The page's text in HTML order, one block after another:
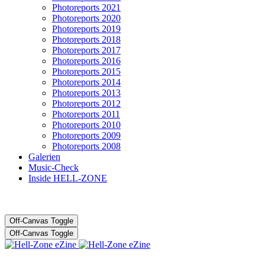
Photoreports 2021
Photoreports 2020
Photoreports 2019
Photoreports 2018
Photoreports 2017
Photoreports 2016
Photoreports 2015
Photoreports 2014
Photoreports 2013
Photoreports 2012
Photoreports 2011
Photoreports 2010
Photoreports 2009
Photoreports 2008
Galerien
Music-Check
Inside HELL-ZONE
Off-Canvas Toggle
Off-Canvas Toggle